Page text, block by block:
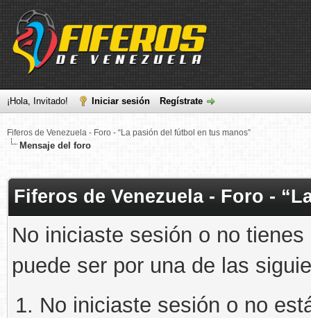
¡Hola, Invitado! Iniciar sesión Regístrate
Fiferos de Venezuela - Foro - “La pasión del fútbol en tus manos”
Mensaje del foro
Fiferos de Venezuela - Foro -
No iniciaste sesión o no
puede ser por una de las
No iniciaste sesión o no